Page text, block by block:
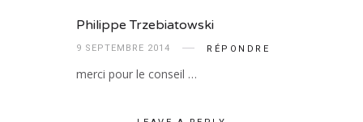
Philippe Trzebiatowski
9 SEPTEMBRE 2014 RÉPONDRE
merci pour le conseil …